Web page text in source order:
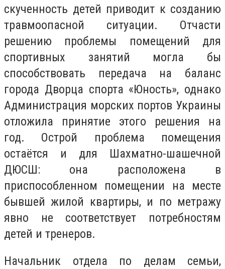
скученность детей приводит к созданию
травмоопасной ситуации. Отчасти
решению проблемы помещений для
спортивных занятий могла бы
способствовать передача на баланс
города Дворца спорта «Юность», однако
Администрация морских портов Украины
отложила принятие этого решения на
год. Острой проблема помещения
остаётся и для Шахматно-шашечной
ДЮСШ: она расположена в
приспособленном помещении на месте
бывшей жилой квартиры, и по метражу
явно не соответствует потребностям
детей и тренеров.
Начальник отдела по делам семьи,